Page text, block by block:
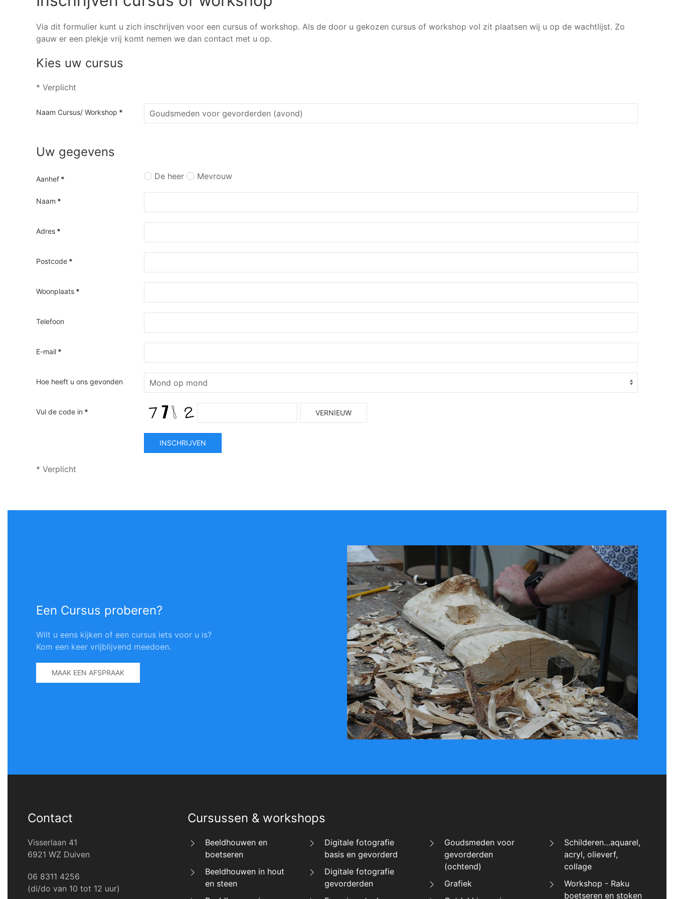
Via dit formulier kunt u zich inschrijven voor een cursus of workshop. Als de door u gekozen cursus of workshop vol zit plaatsen wij u op de wachtlijst. Zo
gauw er een plekje vrij komt nemen we dan contact met u op.
Kies uw cursus
* Verplicht
Naam Cursus/ Workshop *
Uw gegevens
Aanhef * De heer Mevrouw
Naam *
Adres *
Postcode *
Woonplaats *
Telefoon
E-mail *
Hoe heeft u ons gevonden
Vul de code in * VERNIEUW
INSCHRIJVEN
* Verplicht
Een Cursus proberen?
Wilt u eens kijken of een cursus iets voor u is?
Kom een keer vrijblijvend meedoen.
MAAK EEN AFSPRAAK
Contact
Visserlaan 41
6921 WZ Duiven
06 8311 4256
(di/do van 10 tot 12 uur)
Cursussen & workshops
Beeldhouwen en
boetseren
Beeldhouwen in hout
en steen
Digitale fotografie
basis en gevorderd
Digitale fotografie
gevorderden
Goudsmeden voor
gevorderden
(ochtend)
Grafiek
Schilderen…aquarel,
acryl, olieverf,
collage
Workshop - Raku
boetseren en stoken